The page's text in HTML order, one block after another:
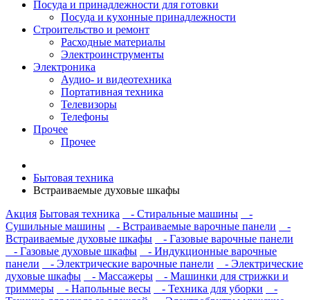
Посуда и принадлежности для готовки
Посуда и кухонные принадлежности
Строительство и ремонт
Расходные материалы
Электроинструменты
Электроника
Аудио- и видеотехника
Портативная техника
Телевизоры
Телефоны
Прочее
Прочее
Бытовая техника
Встраиваемые духовые шкафы
Акция Бытовая техника - Стиральные машины
-
Сушильные машины
- Встраиваемые варочные панели
-
Встраиваемые духовые шкафы
- Газовые варочные панели
- Газовые духовые шкафы
- Индукционные варочные
панели
- Электрические варочные панели
- Электрические
духовые шкафы
- Массажеры
- Машинки для стрижки и
триммеры
- Напольные весы - Техника для уборки
-